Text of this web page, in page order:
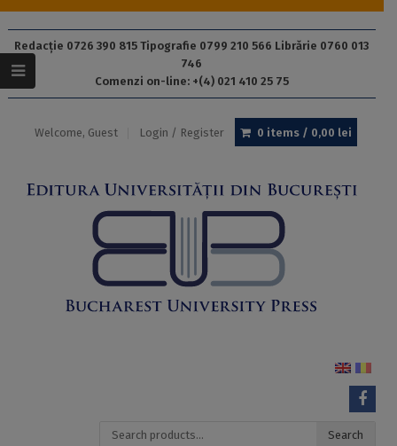
Redacție 0726 390 815 Tipografie 0799 210 566 Librărie 0760 013
746
Comenzi on-line: +(4) 021 410 25 75
Welcome, Guest Login / Register 0 items / 0,00 lei
Search
Search